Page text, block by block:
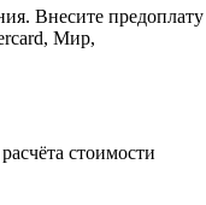
Внесите предоплату
Мир,
стоимости